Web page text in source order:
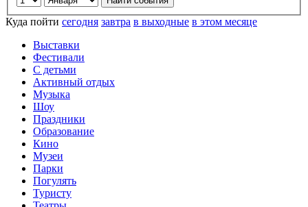
Куда пойти сегодня завтра в выходные в этом месяце
Выставки
Фестивали
С детьми
Активный отдых
Музыка
Шоу
Праздники
Образование
Кино
Музеи
Парки
Погулять
Туристу